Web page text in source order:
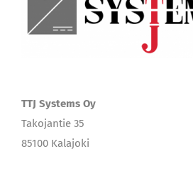
TTJ Systems Oy
Takojantie 35
85100 Kalajoki